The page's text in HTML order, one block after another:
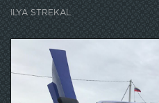
ILYA STREKAL